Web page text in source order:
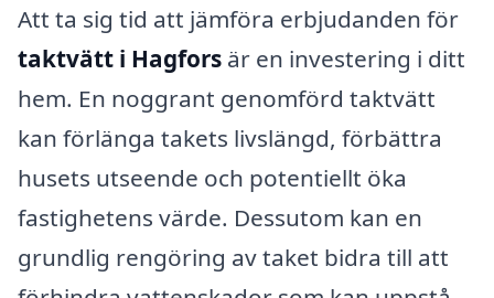
Att ta sig tid att jämföra erbjudanden för
taktvätt i Hagfors är en investering i ditt
hem. En noggrant genomförd taktvätt
kan förlänga takets livslängd, förbättra
husets utseende och potentiellt öka
fastighetens värde. Dessutom kan en
grundlig rengöring av taket bidra till att